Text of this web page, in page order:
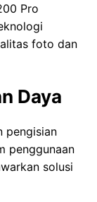
Pro
foto dan
Daya
pengisian
penggunaan
solusi